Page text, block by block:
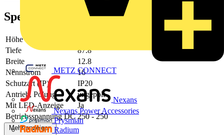
METZ CONNECT
Nexans
Nexans Power Accessories
Prysmian
Radium
Spezifikationen
Höhe
Tiefe
87.8
Breite
12.8
Nennstrom
16
Schutzart (IP)
IP20
Antrieb, Polung
ungepolt
Mit LED-Anzeige
Ja
Betriebsspannung DC 250 - 250
Mehr anzeigen